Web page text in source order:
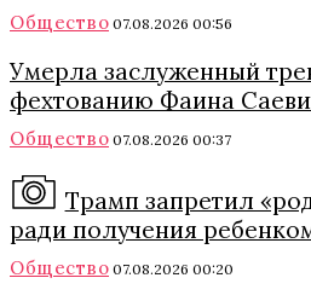
Общество 07.08.2026 00:56
Умерла заслуженный
фехтованию Фаина
Общество 07.08.2026 00:37
Трамп запретил
ради получения
Общество 07.08.2026 00:20